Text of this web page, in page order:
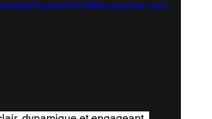
1080p/mp4/file.mp4